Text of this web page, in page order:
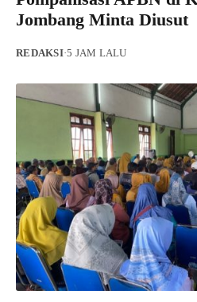
Jombang Minta Diusut
REDAKSI·5 JAM LALU